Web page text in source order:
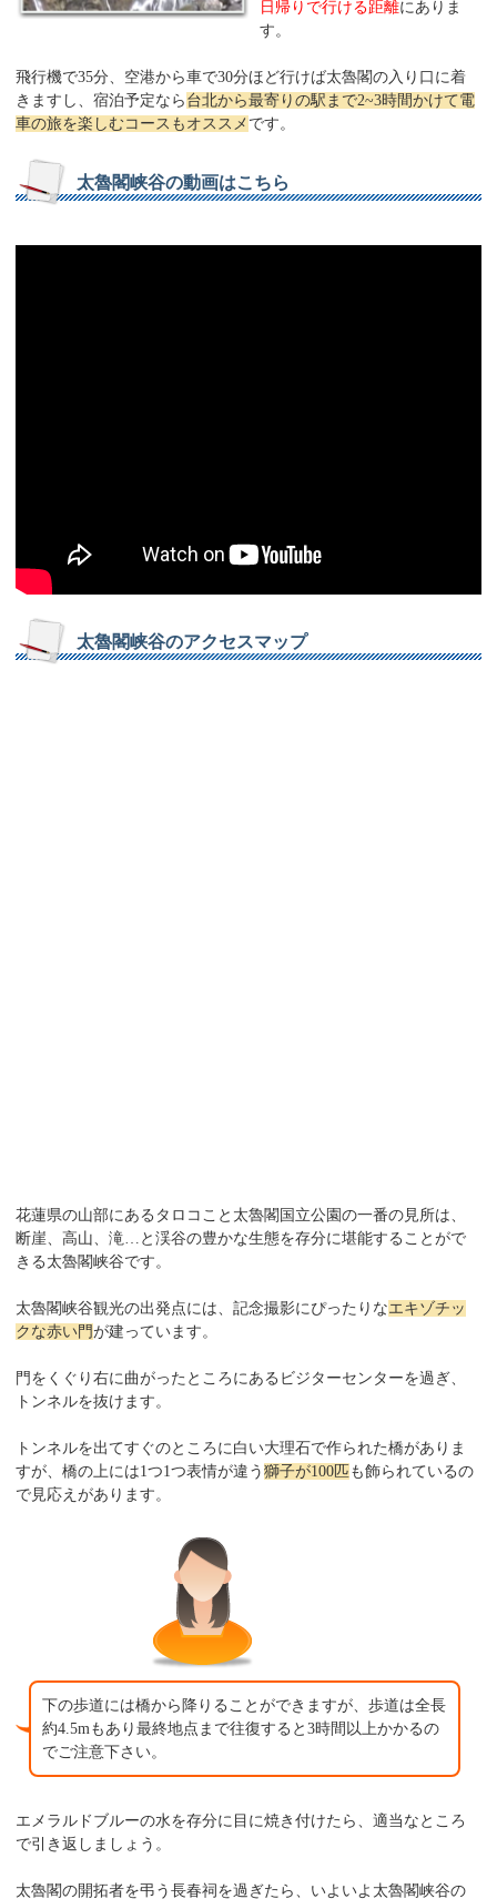
日帰りで行ける距離にありま
す。
飛行機で35分、空港から車で30分ほど行けば太魯閣の入り口に着
きますし、宿泊予定なら 台北から最寄りの駅まで2~3時間かけて電
車の旅を楽しむコースもオススメ です。
太魯閣峡谷の動画はこちら
太魯閣峡谷のアクセスマップ
花蓮県の山部にあるタロコこと太魯閣国立公園の一番の見所は、
断崖、高山、滝…と渓谷の豊かな生態を存分に堪能することがで
きる太魯閣峡谷です。
太魯閣峡谷観光の出発点には、記念撮影にぴったりなエキゾチッ
クな赤い門が建っています。
門をくぐり右に曲がったところにあるビジターセンターを過ぎ、
トンネルを抜けます。
トンネルを出てすぐのところに白い大理石で作られた橋がありま
すが、橋の上には1つ1つ表情が違う獅子が100匹 も飾られているの
で見応えがあります。
下の歩道には橋から降りることができますが、歩道は全長
約4.5mもあり最終地点まで往復すると3時間以上かかるの
でご注意下さい。
エメラルドブルーの水を存分に目に焼き付けたら、適当なところ
で引き返しましょう。
太魯閣の開拓者を弔う長春祠を過ぎたら、いよいよ太魯閣峡谷の